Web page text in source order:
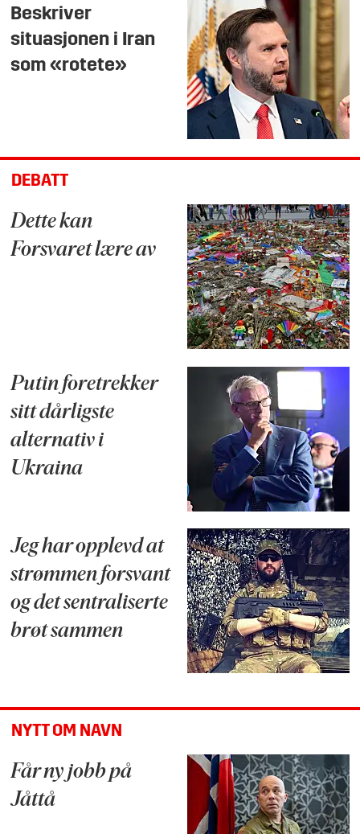
Beskriver
situasjonen i Iran
som «rotete»
DEBATT
Dette kan
Forsvaret lære av
Putin foretrekker
sitt dårligste
alternativ i
Ukraina
Jeg har opplevd at
strømmen forsvant
og det sentraliserte
brøt sammen
NYTT OM NAVN
Får ny jobb på
Jåttå